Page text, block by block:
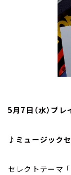
5月7日（水）プレ
♪ミュージックセ
セレクトテーマ